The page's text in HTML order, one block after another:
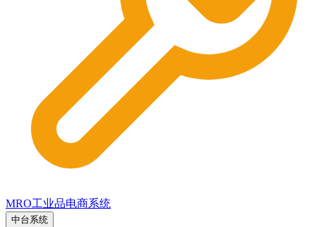
MRO工业品电商系统
中台系统